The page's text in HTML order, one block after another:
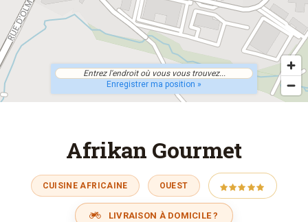
RECHERCHER UN RESTAURANT
Enregistrer ma position »
Afrikan Gourmet
CUISINE AFRICAINE OUEST
LIVRAISON À DOMICILE ?